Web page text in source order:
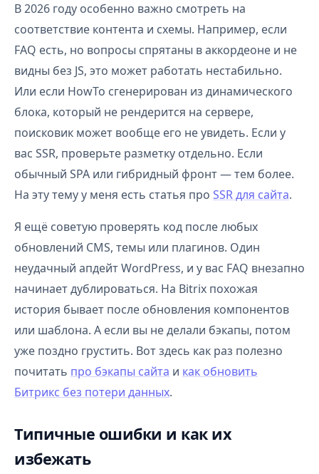
В 2026 году особенно важно смотреть на
соответствие контента и схемы. Например, если
FAQ есть, но вопросы спрятаны в аккордеоне и не
видны без JS, это может работать нестабильно.
Или если HowTo сгенерирован из динамического
блока, который не рендерится на сервере,
поисковик может вообще его не увидеть. Если у
вас SSR, проверьте разметку отдельно. Если
обычный SPA или гибридный фронт — тем более.
На эту тему у меня есть статья про SSR для сайта.
Я ещё советую проверять код после любых
обновлений CMS, темы или плагинов. Один
неудачный апдейт WordPress, и у вас FAQ внезапно
начинает дублироваться. На Bitrix похожая
история бывает после обновления компонентов
или шаблона. А если вы не делали бэкапы, потом
уже поздно грустить. Вот здесь как раз полезно
почитать про бэкапы сайта и как обновить
Битрикс без потери данных.
Типичные ошибки и как их
избежать